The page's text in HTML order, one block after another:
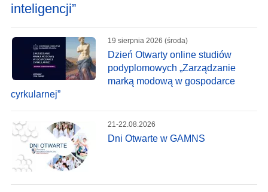
inteligencji”
19 sierpnia 2026 (środa)
Dzień Otwarty online studiów
podyplomowych „Zarządzanie
marką modową w gospodarce
cyrkularnej”
21-22.08.2026
Dni Otwarte w GAMNS